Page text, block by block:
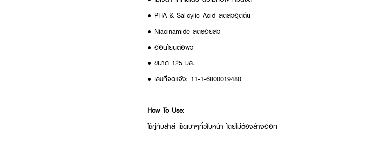
● PHA & Salicylic Acid ลดสิวอุดตัน
● Niacinamide ลดรอยสิว
● อ่อนโยนต่อผิว+
● ขนาด 125 มล.
● เลขที่จดแจ้ง: 11-1-6800019480
How To Use:
ใช้คู่กับสำลี เช็ดเบาๆทั่วใบหน้า โดยไม่ต้องล้างออก